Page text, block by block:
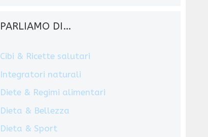
PARLIAMO DI…
Cibi & Ricette salutari
Integratori naturali
Diete & Regimi alimentari
Dieta & Bellezza
Dieta & Sport